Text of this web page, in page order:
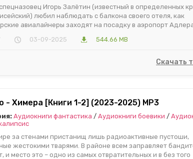
Игорь Залётин (известный в определенных
любил наблюдать с балкона своего отеля, как
авиалайнеры заходят на посадку в аэропорт
03-09-2025 544.66 MB
Скачать
- Химера [Книги 1-2] (2023-2025) МР3
Аудиокниги фантастика / Аудиокниги боевики /
за стенами пристанищ лишь радиоактивные пустоши,
жестокими тварями. В районе всем заправляет
и место это – одно из самых отвратительных и в без того